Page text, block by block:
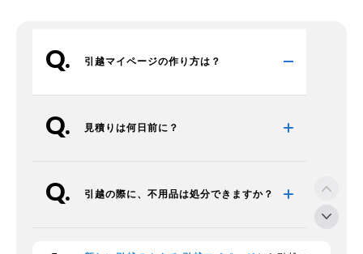
引越マイページの作り方は？
見積りは何日前に？
引越の際に、不用品は処分できますか？